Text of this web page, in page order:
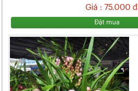
Giá : 75.000 đ
Đặt mua